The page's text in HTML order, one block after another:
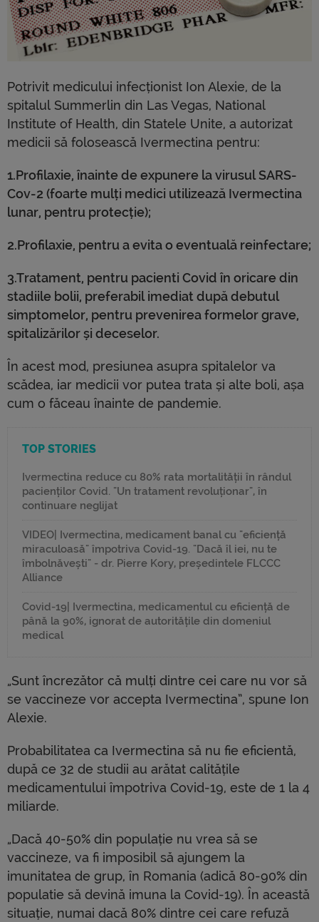
Potrivit medicului infecționist Ion Alexie, de la
spitalul Summerlin din Las Vegas, National
Institute of Health, din Statele Unite, a autorizat
medicii să folosească Ivermectina pentru:
1.Profilaxie, înainte de expunere la virusul SARS-
Cov-2 (foarte mulți medici utilizează Ivermectina
lunar, pentru protecție);
2.Profilaxie, pentru a evita o eventuală reinfectare;
3.Tratament, pentru pacienti Covid în oricare din
stadiile bolii, preferabil imediat după debutul
simptomelor, pentru prevenirea formelor grave,
spitalizărilor și deceselor.
În acest mod, presiunea asupra spitalelor va
scădea, iar medicii vor putea trata și alte boli, așa
cum o făceau înainte de pandemie.
TOP STORIES
Ivermectina reduce cu 80% rata mortalității în rândul
pacienților Covid. "Un tratament revoluționar", în
continuare neglijat
VIDEO| Ivermectina, medicament banal cu "eficiență
miraculoasă" împotriva Covid-19. "Dacă îl iei, nu te
îmbolnăvești" - dr. Pierre Kory, președintele FLCCC
Alliance
Covid-19| Ivermectina, medicamentul cu eficiență de
până la 90%, ignorat de autoritățile din domeniul
medical
„Sunt încrezător că mulți dintre cei care nu vor să
se vaccineze vor accepta Ivermectina”, spune Ion
Alexie.
Probabilitatea ca Ivermectina să nu fie eficientă,
după ce 32 de studii au arătat calitățile
medicamentului împotriva Covid-19, este de 1 la 4
miliarde.
„Dacă 40-50% din populație nu vrea să se
vaccineze, va fi imposibil să ajungem la
imunitatea de grup, în Romania (adică 80-90% din
populatie să devină imuna la Covid-19). În această
situație, numai dacă 80% dintre cei care refuză